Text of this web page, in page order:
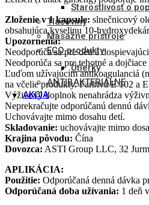
Starostlivosť o
Tlačoviny
Masážne prístroje
ECO produkty
Utierky
ANTIBAKTERIÁLNE
AKCIA
Zloženie v 1 kapsule: slnečnicový
obsahujúca kyselinu 10-
Upozornenia:
Neodporúča sa pre deti a
Neodporúča sa pre tehotné a dojčiace
Ľuďom užívajúcim antikoagulanciá
na včelie produkty. Farbivá E 102 a
Výživový doplnok nenahrádza
Neprekračujte odporúčanú dennú
Uchovávajte mimo dosahu detí.
Skladovanie: uchovávajte mimo
Krajina pôvodu: Čína
Dovozca: ASTI Group LLC, 32
APLIKÁCIA:
Použitie: Odporúčaná denná dávka
Odporúčaná doba užívania: 1 deň